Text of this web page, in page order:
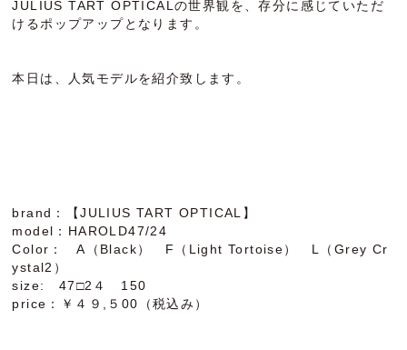
JULIUS TART OPTICALの世界観を、存分に感じていただ
けるポップアップとなります。
本日は、人気モデルを紹介致します。
brand：【JULIUS TART OPTICAL】
model：HAROLD47/24
Color： A（Black） F（Light Tortoise） L（Grey Cr
ystal2）
size: 47□2４ 150
price：￥４９,５00（税込み）